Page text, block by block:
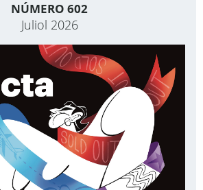
NÚMERO 602
Juliol 2026